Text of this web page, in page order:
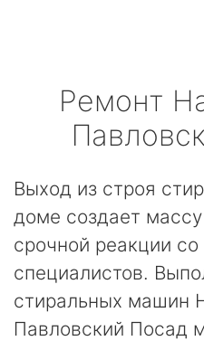
Ремонт
Выход из строя
доме создает
срочной реакции
специалистов.
стиральных машин
Павловский Посад